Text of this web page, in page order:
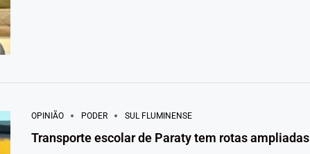
OPINIÃO PODER SUL FLUMINENSE
Transporte escolar de Paraty tem rotas ampliadas